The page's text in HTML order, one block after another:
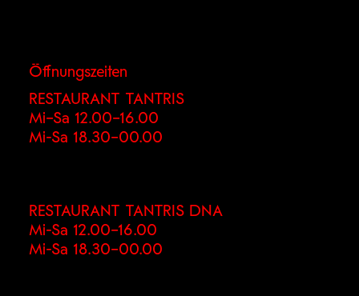
Öffnungszeiten
RESTAURANT TANTRIS
Mi–Sa 12.00–16.00
Mi-Sa 18.30–00.00
RESTAURANT TANTRIS DNA
Mi-Sa 12.00–16.00
Mi-Sa 18.30–00.00